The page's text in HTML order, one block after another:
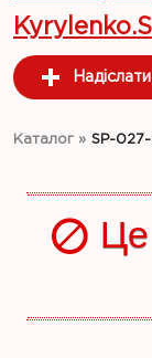
Каталог » SP-027-